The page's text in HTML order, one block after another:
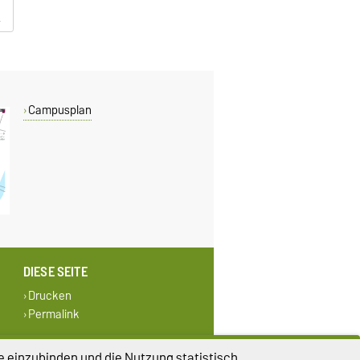
Campusplan
DIESE SEITE
Drucken
Permalink
Sitemap